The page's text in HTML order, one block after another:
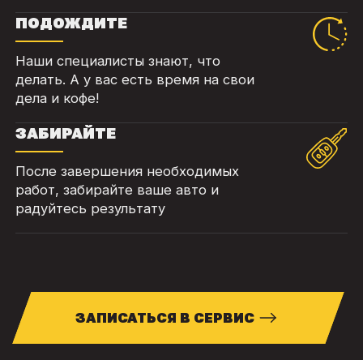
ПОДОЖДИТЕ
Наши специалисты знают, что
делать. А у вас есть время на свои
дела и кофе!
ЗАБИРАЙТЕ
После завершения необходимых
работ, забирайте ваше авто и
радуйтесь результату
ЗАПИСАТЬСЯ В СЕРВИС